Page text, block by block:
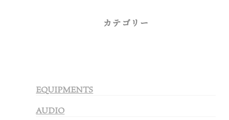
カテゴリー
EQUIPMENTS
AUDIO